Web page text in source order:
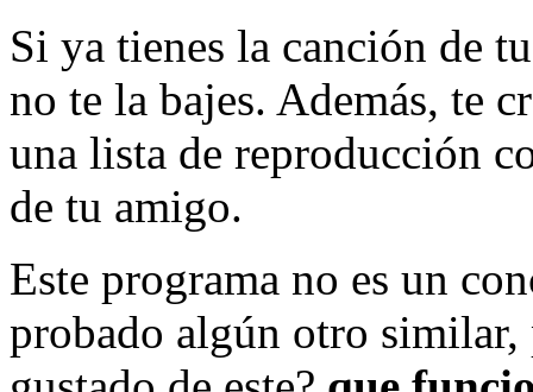
Si ya tienes la canción de
no te la bajes. Además, te
una lista de reproducción
de tu amigo.
Este programa no es un
probado algún otro similar,